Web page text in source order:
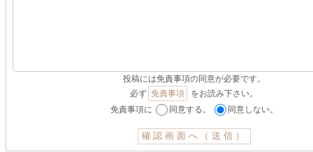
投稿には免責事項の同意が必要です。
必ず 免責事項
をお読み下さい。
免責事項に
同意する。 同意しない。